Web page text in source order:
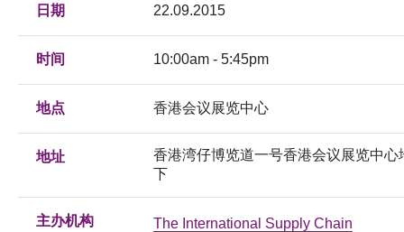
日期 22.09.2015
时间 10:00am - 5:45pm
地点 香港会议展览中心
地址
香港湾仔博览道一号香港会议展览中心
下
主办机构
The International Supply Chain